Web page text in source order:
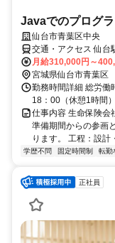
Javaでのプログ
仙台市青葉区中央
交通・アクセス 仙台
月給310,000円～
宮城県仙台市青葉区
勤務時間詳細 総労働
18：00（休憩1時間
仕事内容 生命保険会
準備期間からの参画
ります。 工程：設計
学歴不問 固定時間制 転勤
正社員